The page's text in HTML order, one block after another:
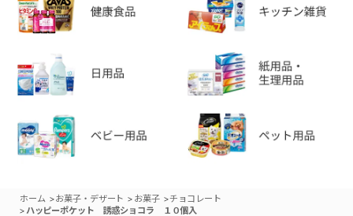
ホーム >お菓子・デザート > お菓子 >チョコレート
> ハッピーポケット 誘惑ショコラ １０個入